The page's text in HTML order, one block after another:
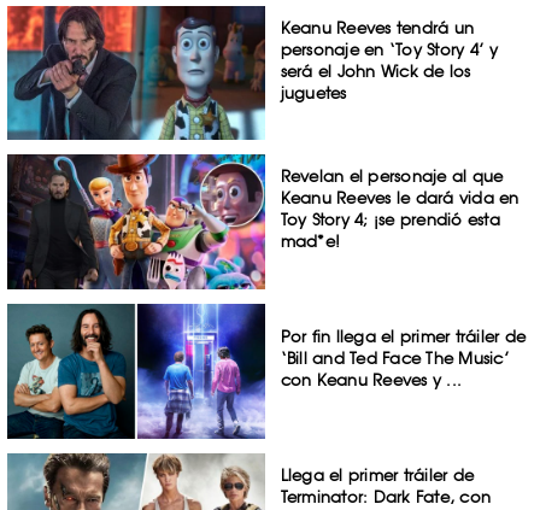
Keanu Reeves tendrá un
personaje en ‘Toy Story 4’ y
será el John Wick de los
juguetes
Revelan el personaje al que
Keanu Reeves le dará vida en
Toy Story 4; ¡se prendió esta
mad*e!
Por fin llega el primer tráiler de
‘Bill and Ted Face The Music’
con Keanu Reeves y ...
Llega el primer tráiler de
Terminator: Dark Fate, con